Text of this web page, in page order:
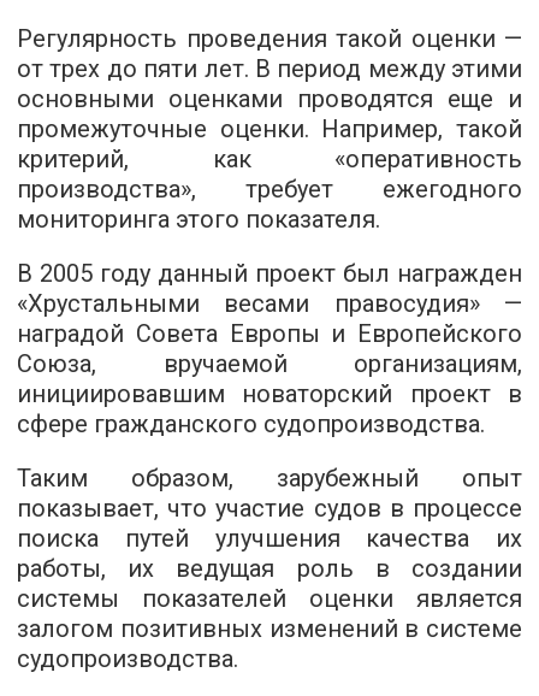
Регулярность проведения такой оценки —
от трех до пяти лет. В период между этими
основными оценками проводятся еще и
промежуточные оценки. Например, такой
критерий, как «оперативность
производства», требует ежегодного
мониторинга этого показателя.
В 2005 году данный проект был награжден
«Хрустальными весами правосудия» —
наградой Совета Европы и Европейского
Союза, вручаемой организациям,
инициировавшим новаторский проект в
сфере гражданского судопроизводства.
Таким образом, зарубежный опыт
показывает, что участие судов в процессе
поиска путей улучшения качества их
работы, их ведущая роль в создании
системы показателей оценки является
залогом позитивных изменений в системе
судопроизводства.